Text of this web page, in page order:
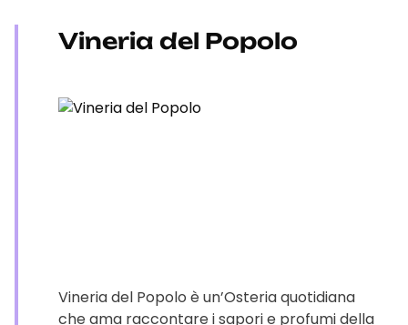
Vineria del Popolo
Vineria del Popolo è un’Osteria quotidiana
che ama raccontare i sapori e profumi della